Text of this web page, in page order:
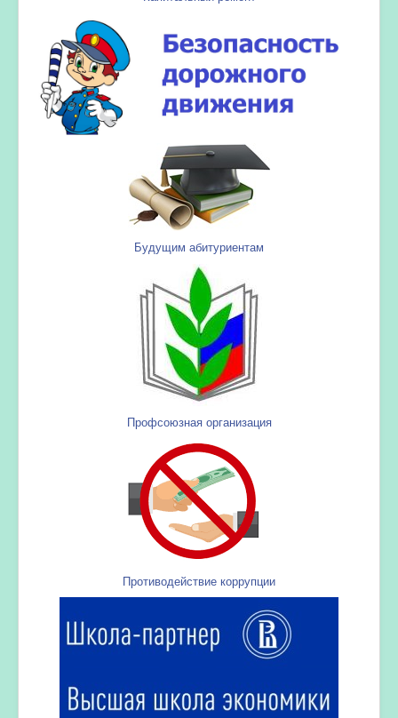
Будущим абитуриентам
Профсоюзная организация
Противодействие коррупции